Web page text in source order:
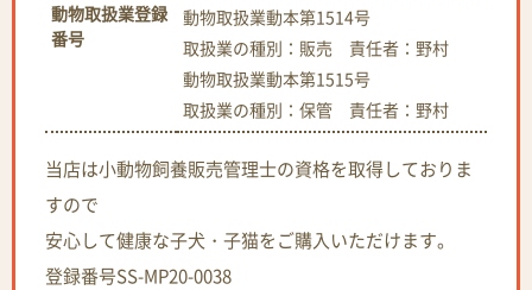
動物取扱業登録
番号
動物取扱業動本第1514号
取扱業の種別：販売 責任者：野村
動物取扱業動本第1515号
取扱業の種別：保管 責任者：野村
当店は小動物飼養販売管理士の資格を取得しておりま
すので
安心して健康な子犬・子猫をご購入いただけます。
登録番号SS-MP20-0038